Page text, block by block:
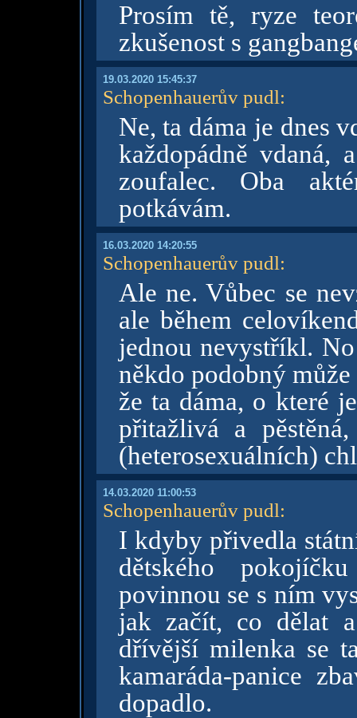
Prosím tě, ryze
zkušenost s
19.03.2020 15:45:37
Schopenhauerův pudl:
Ne, ta dáma je dnes
každopádně vdaná,
zoufalec. Oba
potkávám.
16.03.2020 14:20:55
Schopenhauerův pudl:
Ale ne. Vůbec se
ale během
jednou nevystříkl.
někdo podobný
že ta dáma, o které
přitažlivá a
(heterosexuálních)
14.03.2020 11:00:53
Schopenhauerův pudl:
I kdyby přivedla
dětského
povinnou se s ním
jak začít, co dělat
dřívější milenka se
kamaráda-panice
dopadlo.